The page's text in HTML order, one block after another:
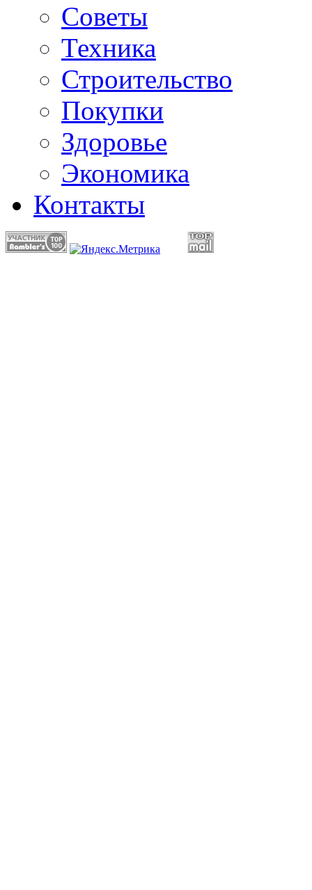
Советы
Техника
Строительство
Покупки
Здоровье
Экономика
Контакты